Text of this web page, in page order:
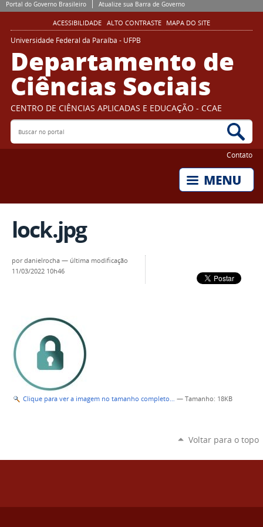
Portal do Governo Brasileiro Atualize sua Barra de Governo
ACESSIBILIDADE ALTO CONTRASTE MAPA DO SITE
Universidade Federal da Paraíba - UFPB
Departamento de
Ciências Sociais
CENTRO DE CIÊNCIAS APLICADAS E EDUCAÇÃO - CCAE
Buscar no portal
Contato
lock.jpg
pordanielrocha — última modificação
11/03/2022 10h46
Clique para ver a imagem no tamanho completo… — Tamanho: 18KB
Voltar para o topo